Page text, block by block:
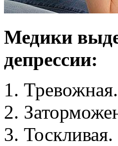
Медики
депрессии:
Тревожная.
Тоскливая.